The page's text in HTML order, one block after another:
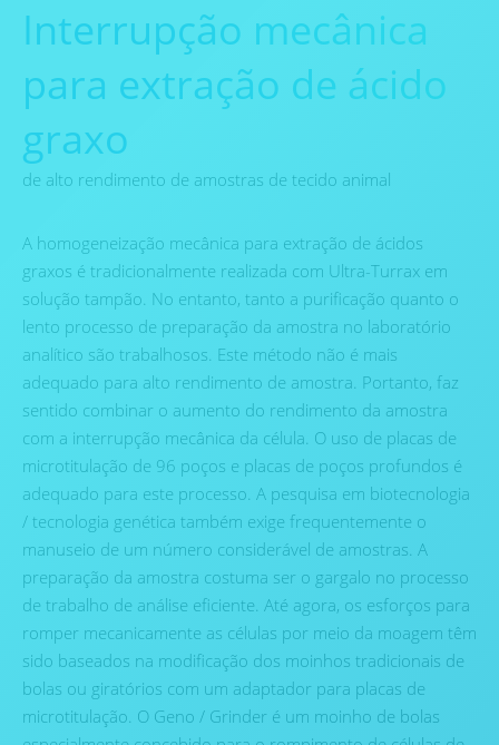
Interrupção mecânica
para extração de ácido
graxo
de alto rendimento de amostras de tecido animal
A homogeneização mecânica para extração de ácidos
graxos é tradicionalmente realizada com Ultra-Turrax em
solução tampão. No entanto, tanto a purificação quanto o
lento processo de preparação da amostra no laboratório
analítico são trabalhosos. Este método não é mais
adequado para alto rendimento de amostra. Portanto, faz
sentido combinar o aumento do rendimento da amostra
com a interrupção mecânica da célula. O uso de placas de
microtitulação de 96 poços e placas de poços profundos é
adequado para este processo. A pesquisa em biotecnologia
/ tecnologia genética também exige frequentemente o
manuseio de um número considerável de amostras. A
preparação da amostra costuma ser o gargalo no processo
de trabalho de análise eficiente. Até agora, os esforços para
romper mecanicamente as células por meio da moagem têm
sido baseados na modificação dos moinhos tradicionais de
bolas ou giratórios com um adaptador para placas de
microtitulação. O Geno / Grinder é um moinho de bolas